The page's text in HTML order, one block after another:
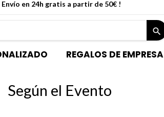
Envío en 24h gratis a partir de 50€ !
search
REGALOS DE EMPRESA
Según el Evento